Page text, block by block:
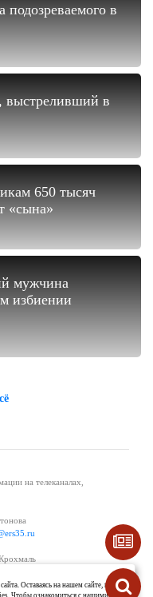
в
выстреливший в
650 тысяч
«сына»
мужчина
избиении
на телеканалах,
Оставаясь на нашем сайте, вы
Чтобы ознакомиться с нашими